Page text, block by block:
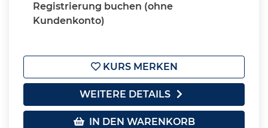
Registrierung buchen (ohne
Kundenkonto)
KURS MERKEN
WEITERE DETAILS
IN DEN WARENKORB